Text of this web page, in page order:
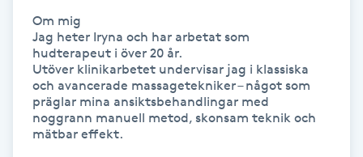
Hot Stone Massage
Hot yoga
Hudföryngring
Om mig
Jag heter Iryna och har arbetat som
hudterapeut i över 20 år.
Utöver klinikarbetet undervisar jag i klassiska
och avancerade massagetekniker – något som
präglar mina ansiktsbehandlingar med
noggrann manuell metod, skonsam teknik och
mätbar effekt.